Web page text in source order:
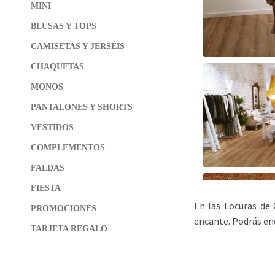
En las Locuras
encante. Podrás
MINI
BLUSAS Y TOPS
CAMISETAS Y JERSÉIS
CHAQUETAS
MONOS
PANTALONES Y SHORTS
VESTIDOS
COMPLEMENTOS
FALDAS
FIESTA
PROMOCIONES
TARJETA REGALO